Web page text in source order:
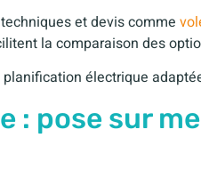
et devis comme
la comparaison des
électrique
: pose sur